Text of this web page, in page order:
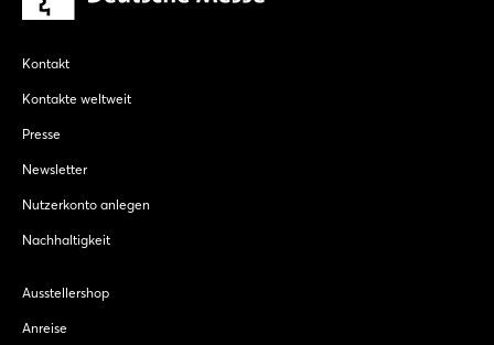
Kontakt
Kontakte weltweit
Presse
Newsletter
Nutzerkonto anlegen
Nachhaltigkeit
Ausstellershop
Anreise